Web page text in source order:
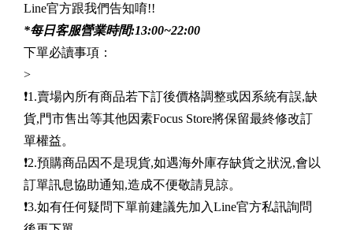
Line官方跟我們告知唷!!
*每日客服營業時間:13:00~22:00
下單必讀事項：
>
❗️1.賣場內所有商品若下訂後價格調整或因系統有誤,缺
貨,門市售出等其他因素Focus Store將保留最終修改訂
單權益。
❗️2.預購商品因不是現貨,如遇海外庫存缺貨之狀況,會以
訂單訊息協助通知,造成不便敬請見諒。
❗️3.如有任何疑問下單前建議先加入Line官方私訊詢問